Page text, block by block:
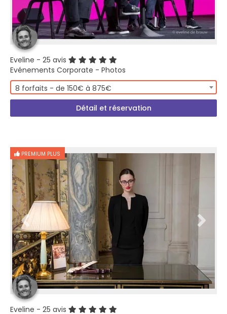
Eveline - 25 avis
Evénements Corporate - Photos
8 forfaits - de 150€ à 875€
Détail et réservation
PREMIUM PLUS
Eveline - 25 avis